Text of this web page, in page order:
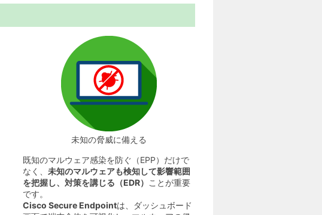
未知の脅威に備える
既知のマルウェア感染を防ぐ（EPP）だけで
なく、 未知のマルウェアも検知して影響範囲
を把握し、対策を講じる（EDR） ことが重要
です。
Cisco Secure Endpointは、ダッシュボード